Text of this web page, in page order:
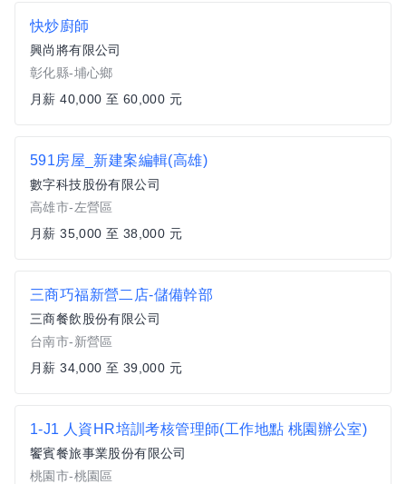
快炒廚師
興尚將有限公司
彰化縣-埔心鄉
月薪 40,000 至 60,000 元
591房屋_新建案編輯(高雄)
數字科技股份有限公司
高雄市-左營區
月薪 35,000 至 38,000 元
三商巧福新營二店-儲備幹部
三商餐飲股份有限公司
台南市-新營區
月薪 34,000 至 39,000 元
1-J1 人資HR培訓考核管理師(工作地點 桃園辦公室)
饗賓餐旅事業股份有限公司
桃園市-桃園區